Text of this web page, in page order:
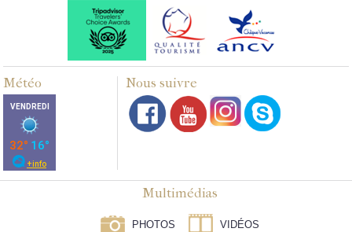
Météo Nous suivre
Multimédias
PHOTOS VIDÉOS